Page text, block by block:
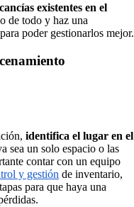
existentes en el
de todo y haz una
poder gestionarlos mejor.
identifica el lugar en el
sea un solo espacio o las
contar con un equipo
y gestión de inventario,
para que haya una